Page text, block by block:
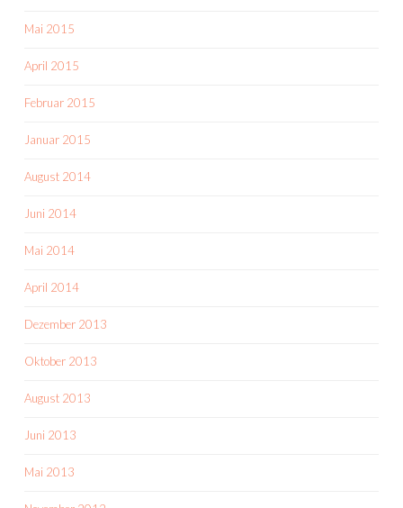
Mai 2015
April 2015
Februar 2015
Januar 2015
August 2014
Juni 2014
Mai 2014
April 2014
Dezember 2013
Oktober 2013
August 2013
Juni 2013
Mai 2013